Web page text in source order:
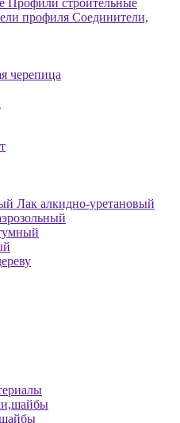
Профили строительные
Соединители,
черепица
Лак алкидно-уретановый